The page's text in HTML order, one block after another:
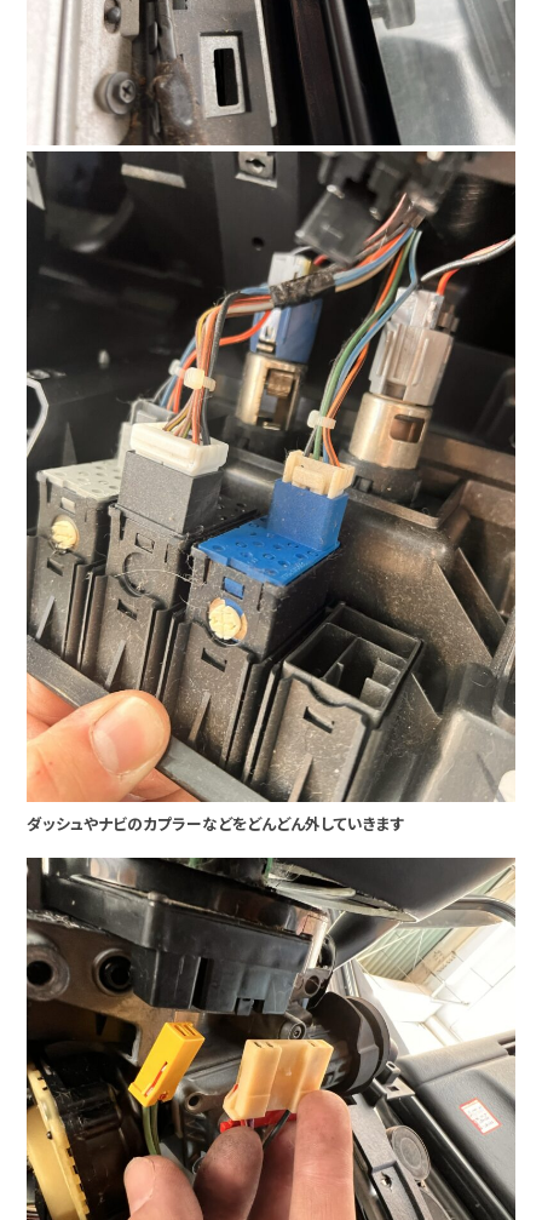
ダッシュやナビのカプラーなどをどんどん外していきます